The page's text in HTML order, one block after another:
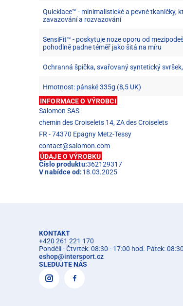
Quicklace™ - minimalistické a pevné tkaničky,
zavazování a rozvazování
SensiFit™ - poskytuje noze oporu od
pohodlně padne téměř jako šitá na míru
Ochranná špička, svařovaný syntetický
Hmotnost: pánské 335g (8,5 UK)
INFORMACE O VÝROBCI
Salomon SAS
chemin des Croiselets 14, ZA des Croiselets
FR - 74370 Epagny Metz-Tessy
contact@salomon.com
ÚDAJE O VÝROBKU
Číslo produktu:362129317
V nabídce od:18.03.2025
KONTAKT
+420 261 221 170
Pondělí - Čtvrtek: 08:30 - 17:00 hod. Pátek:
eshop@intersport.cz
SLEDUJTE NÁS